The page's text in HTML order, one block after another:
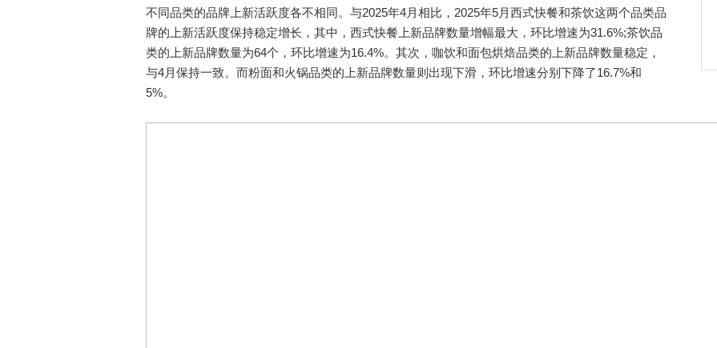
不同品类的品牌上新活跃度各不相同。与2025年4月相比，2025年5月西式快餐和茶饮这两个品类品
牌的上新活跃度保持稳定增长，其中，西式快餐上新品牌数量增幅最大，环比增速为31.6%;茶饮品
类的上新品牌数量为64个，环比增速为16.4%。其次，咖饮和面包烘焙品类的上新品牌数量稳定，
与4月保持一致。而粉面和火锅品类的上新品牌数量则出现下滑，环比增速分别下降了16.7%和
5%。